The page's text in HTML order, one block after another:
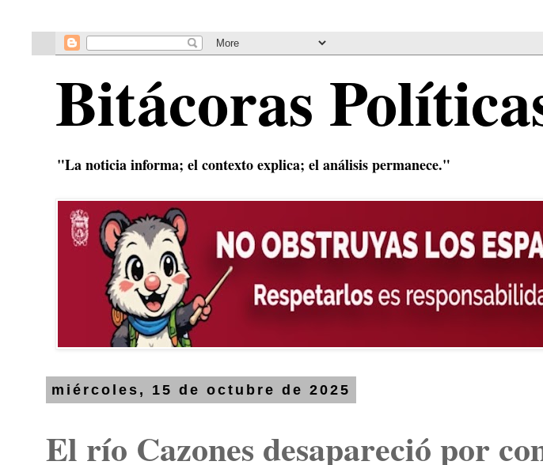
Bitácoras
"La noticia informa; el contexto explica; el análisis permanece."
miércoles, 15 de octubre de 2025
El río Cazones desapareció por